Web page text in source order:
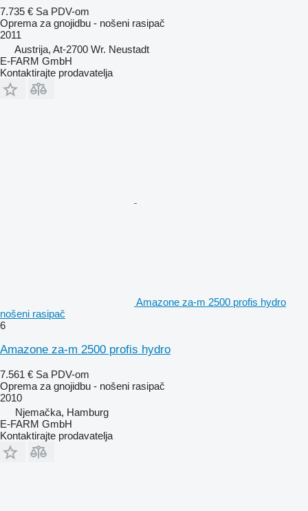
7.735 € Sa PDV-om
Oprema za gnojidbu - nošeni rasipač
2011
Austrija, At-2700 Wr. Neustadt
E-FARM GmbH
Kontaktirajte prodavatelja
Amazone za-m 2500 profis hydro
nošeni rasipač
6
Amazone za-m 2500 profis hydro
7.561 € Sa PDV-om
Oprema za gnojidbu - nošeni rasipač
2010
Njemačka, Hamburg
E-FARM GmbH
Kontaktirajte prodavatelja